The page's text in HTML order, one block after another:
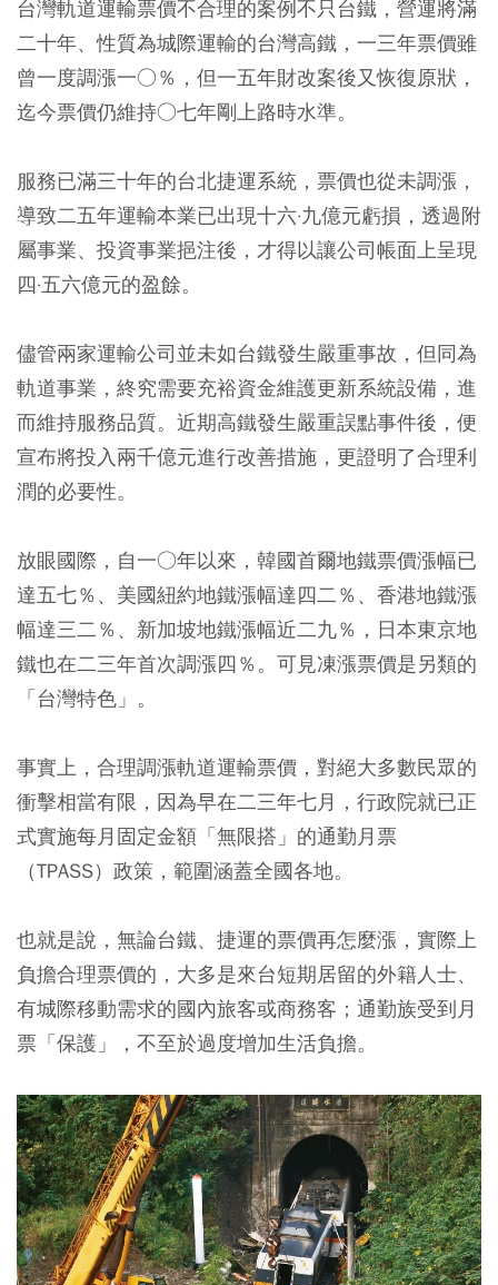
台灣軌道運輸票價不合理的案例不只台鐵，營運將滿
二十年、性質為城際運輸的台灣高鐵，一三年票價雖
曾一度調漲一○％，但一五年財改案後又恢復原狀，
迄今票價仍維持○七年剛上路時水準。
服務已滿三十年的台北捷運系統，票價也從未調漲，
導致二五年運輸本業已出現十六·九億元虧損，透過附
屬事業、投資事業挹注後，才得以讓公司帳面上呈現
四·五六億元的盈餘。
儘管兩家運輸公司並未如台鐵發生嚴重事故，但同為
軌道事業，終究需要充裕資金維護更新系統設備，進
而維持服務品質。近期高鐵發生嚴重誤點事件後，便
宣布將投入兩千億元進行改善措施，更證明了合理利
潤的必要性。
放眼國際，自一○年以來，韓國首爾地鐵票價漲幅已
達五七％、美國紐約地鐵漲幅達四二％、香港地鐵漲
幅達三二％、新加坡地鐵漲幅近二九％，日本東京地
鐵也在二三年首次調漲四％。可見凍漲票價是另類的
「台灣特色」。
事實上，合理調漲軌道運輸票價，對絕大多數民眾的
衝擊相當有限，因為早在二三年七月，行政院就已正
式實施每月固定金額「無限搭」的通勤月票
（TPASS）政策，範圍涵蓋全國各地。
也就是說，無論台鐵、捷運的票價再怎麼漲，實際上
負擔合理票價的，大多是來台短期居留的外籍人士、
有城際移動需求的國內旅客或商務客；通勤族受到月
票「保護」，不至於過度增加生活負擔。